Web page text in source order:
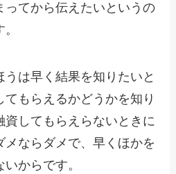
ってから伝えたいというの
は早く結果を知りたいと
もらえるかどうかを知り
資してもらえらないときに
メならダメで、早くほかを
からです。